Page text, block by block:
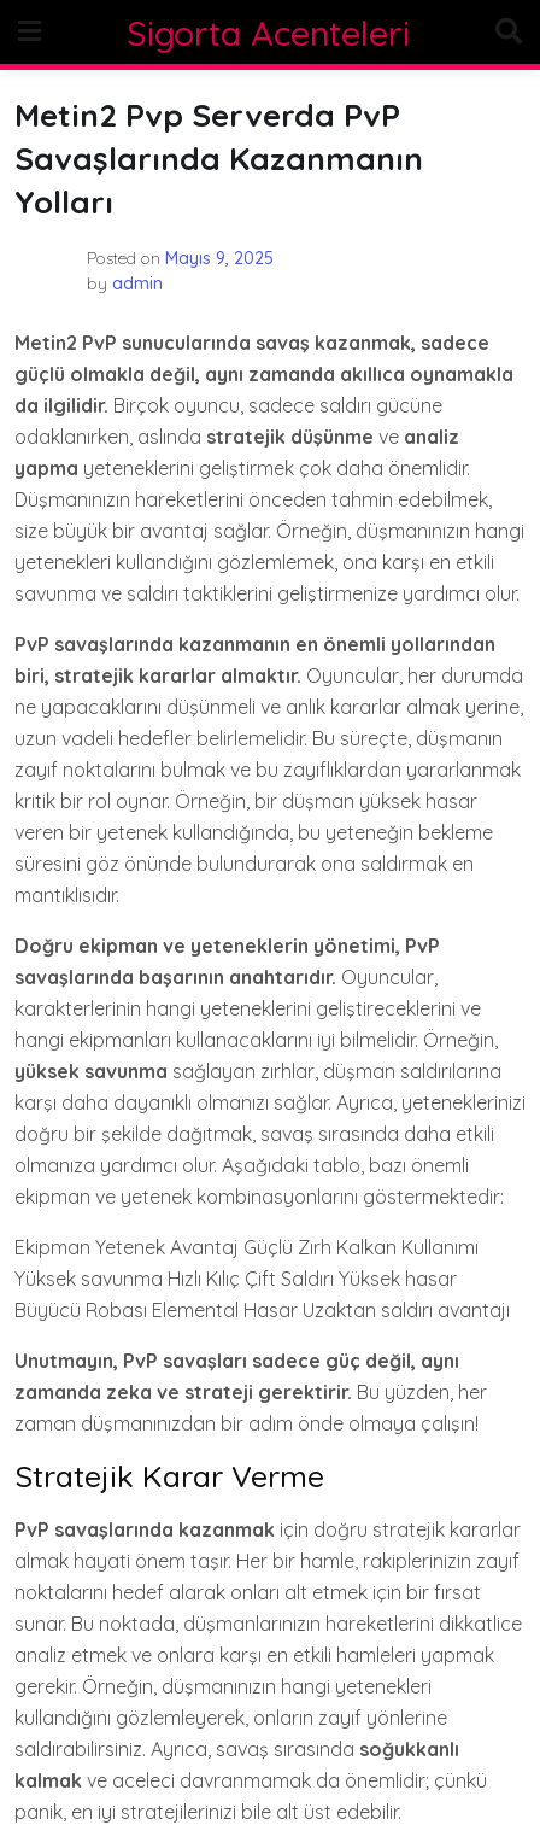
content
Sigorta Acenteleri
Metin2 Pvp Serverda PvP
Savaşlarında Kazanmanın
Yolları
Posted on Mayıs 9, 2025
by admin
Metin2 PvP sunucularında savaş kazanmak, sadece
güçlü olmakla değil, aynı zamanda akıllıca oynamakla
da ilgilidir. Birçok oyuncu, sadece saldırı gücüne
odaklanırken, aslında stratejik düşünme ve analiz
yapma yeteneklerini geliştirmek çok daha önemlidir.
Düşmanınızın hareketlerini önceden tahmin edebilmek,
size büyük bir avantaj sağlar. Örneğin, düşmanınızın hangi
yetenekleri kullandığını gözlemlemek, ona karşı en etkili
savunma ve saldırı taktiklerini geliştirmenize yardımcı olur.
PvP savaşlarında kazanmanın en önemli yollarından
biri, stratejik kararlar almaktır. Oyuncular, her durumda
ne yapacaklarını düşünmeli ve anlık kararlar almak yerine,
uzun vadeli hedefler belirlemelidir. Bu süreçte, düşmanın
zayıf noktalarını bulmak ve bu zayıflıklardan yararlanmak
kritik bir rol oynar. Örneğin, bir düşman yüksek hasar
veren bir yetenek kullandığında, bu yeteneğin bekleme
süresini göz önünde bulundurarak ona saldırmak en
mantıklısıdır.
Doğru ekipman ve yeteneklerin yönetimi, PvP
savaşlarında başarının anahtarıdır. Oyuncular,
karakterlerinin hangi yeteneklerini geliştireceklerini ve
hangi ekipmanları kullanacaklarını iyi bilmelidir. Örneğin,
yüksek savunma sağlayan zırhlar, düşman saldırılarına
karşı daha dayanıklı olmanızı sağlar. Ayrıca, yeteneklerinizi
doğru bir şekilde dağıtmak, savaş sırasında daha etkili
olmanıza yardımcı olur. Aşağıdaki tablo, bazı önemli
ekipman ve yetenek kombinasyonlarını göstermektedir:
Ekipman Yetenek Avantaj Güçlü Zırh Kalkan Kullanımı
Yüksek savunma Hızlı Kılıç Çift Saldırı Yüksek hasar
Büyücü Robası Elemental Hasar Uzaktan saldırı avantajı
Unutmayın, PvP savaşları sadece güç değil, aynı
zamanda zeka ve strateji gerektirir. Bu yüzden, her
zaman düşmanınızdan bir adım önde olmaya çalışın!
Stratejik Karar Verme
PvP savaşlarında kazanmak için doğru stratejik kararlar
almak hayati önem taşır. Her bir hamle, rakiplerinizin zayıf
noktalarını hedef alarak onları alt etmek için bir fırsat
sunar. Bu noktada, düşmanlarınızın hareketlerini dikkatlice
analiz etmek ve onlara karşı en etkili hamleleri yapmak
gerekir. Örneğin, düşmanınızın hangi yetenekleri
kullandığını gözlemleyerek, onların zayıf yönlerine
saldırabilirsiniz. Ayrıca, savaş sırasında soğukkanlı
kalmak ve aceleci davranmamak da önemlidir; çünkü
panik, en iyi stratejilerinizi bile alt üst edebilir.